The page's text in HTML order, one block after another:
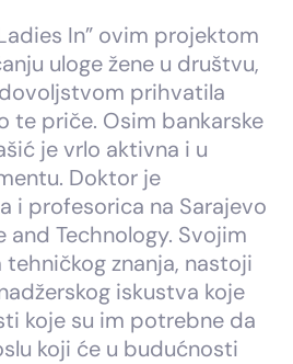
In” ovim projektom
uloge žene u društvu,
prihvatila
te priče. Osim bankarske
je vrlo aktivna i u
Doktor je
i profesorica na Sarajevo
and Technology. Svojim
znanja, nastoji
iskustva koje
koje su im potrebne da
koji će u budućnosti